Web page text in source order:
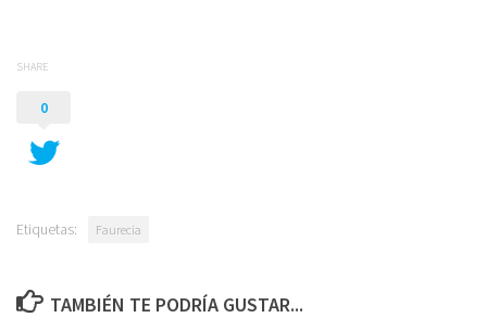
SHARE
0
Etiquetas: Faurecia
TAMBIÉN TE PODRÍA GUSTAR...